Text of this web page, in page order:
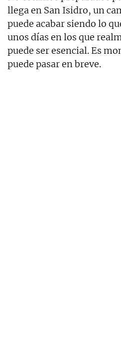
llega en San Isidro, un
puede acabar siendo lo
unos días en los que
puede ser esencial. Es
puede pasar en breve.